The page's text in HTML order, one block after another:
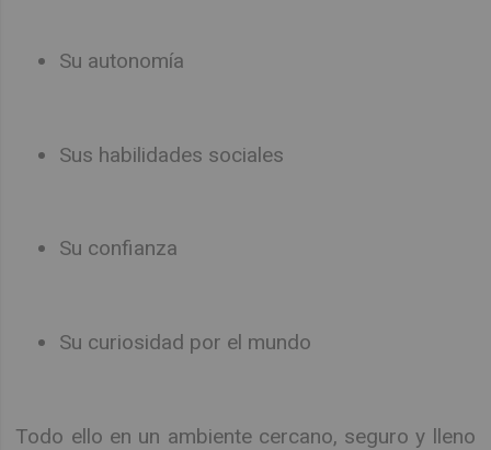
Su autonomía
Sus habilidades sociales
Su confianza
Su curiosidad por el mundo
Todo ello en un ambiente cercano, seguro y lleno